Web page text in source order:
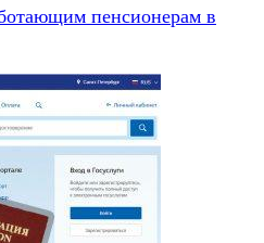
пенсионерам в